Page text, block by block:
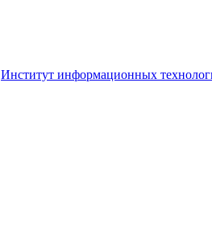
Институт информационных